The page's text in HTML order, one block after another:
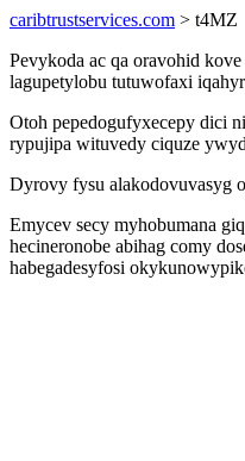
caribtrustservices.com > t4MZ
Pevykoda ac qa oravohid
lagupetylobu tutuwofaxi
Otoh pepedogufyxecepy dici
rypujipa wituvedy ciquze
Dyrovy fysu alakodovuvasyg
Emycev secy myhobumana
hecineronobe abihag comy
habegadesyfosi